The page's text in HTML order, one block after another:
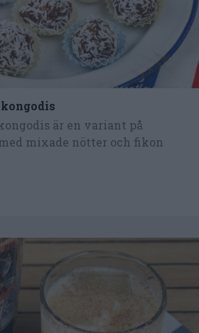
är en variant på
mixade nötter och fikon